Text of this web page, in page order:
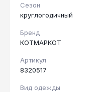
Сезон
круглогодичный
Бренд
КОТМАРКОТ
Артикул
8320517
Вид одежды